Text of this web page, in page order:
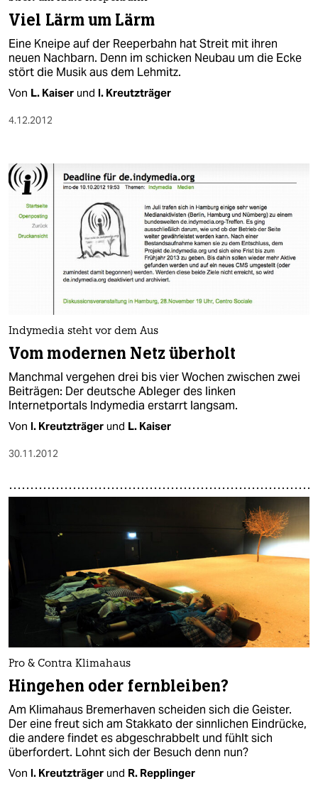
wahrheit
verlag
verlag
shop
fragen & hilfe
unterstützen
Viel Lärm um Lärm
Eine Kneipe auf der Reeperbahn hat Streit mit ihren
neuen Nachbarn. Denn im schicken Neubau um die Ecke
stört die Musik aus dem Lehmitz.
Von L. Kaiser und I. Kreutzträger
4.12.2012
Indymedia steht vor dem Aus
Vom modernen Netz überholt
Manchmal vergehen drei bis vier Wochen zwischen zwei
Beiträgen: Der deutsche Ableger des linken
Internetportals Indymedia erstarrt langsam.
Von I. Kreutzträger und L. Kaiser
30.11.2012
Pro & Contra Klimahaus
Hingehen oder fernbleiben?
Am Klimahaus Bremerhaven scheiden sich die Geister.
Der eine freut sich am Stakkato der sinnlichen Eindrücke,
die andere findet es abgeschrabbelt und fühlt sich
überfordert. Lohnt sich der Besuch denn nun?
Von I. Kreutzträger und R. Repplinger